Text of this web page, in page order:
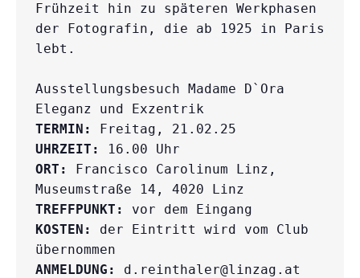
Frühzeit hin zu späteren Werkphasen
der Fotografin, die ab 1925 in Paris
lebt.
Ausstellungsbesuch Madame D`Ora
TERMIN:
UHRZEIT:
ORT:
Francisco Carolinum Linz,
TREFFPUNKT:
KOSTEN:
der Eintritt wird vom Club
ANMELDUNG:
d.reinthaler@linzag.at